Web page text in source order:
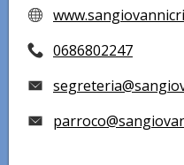
0686802247